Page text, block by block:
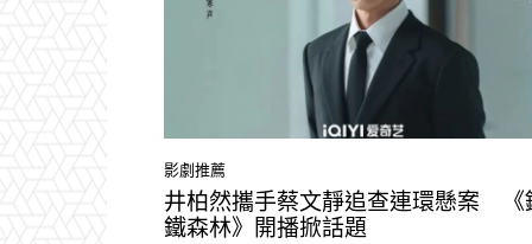
影劇推薦
井柏然攜手蔡文靜追查連環懸案 《
鐵森林》開播掀話題